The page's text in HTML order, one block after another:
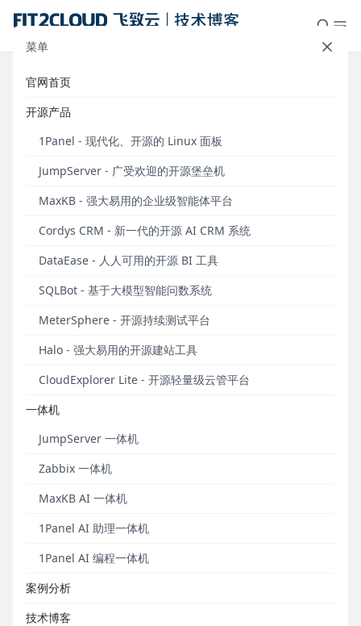
菜单
官网首页
开源产品
1Panel - 现代化、开源的 Linux 面板
JumpServer - 广受欢迎的开源堡垒机
MaxKB - 强大易用的企业级智能体平台
Cordys CRM - 新一代的开源 AI CRM 系统
DataEase - 人人可用的开源 BI 工具
SQLBot - 基于大模型智能问数系统
MeterSphere - 开源持续测试平台
Halo - 强大易用的开源建站工具
CloudExplorer Lite - 开源轻量级云管平台
一体机
JumpServer 一体机
Zabbix 一体机
MaxKB AI 一体机
1Panel AI 助理一体机
1Panel AI 编程一体机
案例分析
技术博客
社区分享｜MeterSphere在微服务
架构中的自动化测试应用
MeterSphere开源持续测试平台城市遇见· 深圳站”活
动中，深圳思为科技有限公司测试经理雷华清分享了
用》的主题演讲。以下内容根据本次演讲整理而成。
深圳思为科技有限公司（以下简称为思为科技）成立
于2011年，总部位于深圳，是一家致力于用领先技术
面向开发商提供以数字内容工业化制作、营销流程一
体化打通、客户资产沉淀及运营为核心的全场景营销
资产化、营销自动化，助力开发商打造线上线下一
体、前后端打通的房地产数字化营销闭环。
目前，思为科技已经在全球30多个城市设立分公司和
发商覆盖率超80%。